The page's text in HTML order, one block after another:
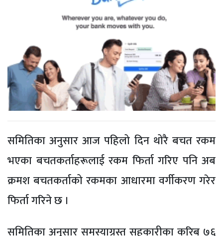
समितिका अनुसार आज पहिलो दिन थोरै बचत रकम
भएका बचतकर्ताहरूलाई रकम फिर्ता गरिए पनि अब
क्रमश बचतकर्ताको रकमका आधारमा वर्गीकरण गरेर
फिर्ता गरिने छ ।
समितिका अनुसार समस्याग्रस्त सहकारीका करिब ७६